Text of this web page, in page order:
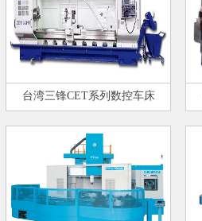
台湾三锋CET系列数控车床